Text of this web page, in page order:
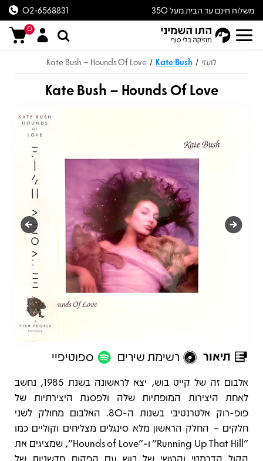
משלוח חינם עד הבית מעל 350
ש״ח
02-6568831
0
לועזי /
Kate Bush
/
Kate Bush – Hounds Of Love
Kate Bush – Hounds Of Love
תיאור רשימת שירים ספוטיפיי
תיאור
אלבום זה של קייט בוש, יצא לראשונה בשנת 1985, נחשב
לאחת היצירות המופתיות שלה ולפסגת היצירתיות של
פופ-רוק אלטרנטיבי בשנות ה‑80. האלבום מחולק לשני
חלקים – החלק הראשון מלא סינגלים מצליחים וקוליים כמו
"Running Up That Hill" ו-"Hounds of Love", שמציגים את
הקול הדרמטי והרגשי של בוש עם הפקות חדשניות של